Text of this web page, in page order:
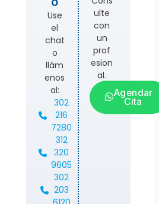
Use
el
chat
o
llám
enos
al:
302
216
7280
312
320
9605
302
203
ulte
con
un
prof
esion
al.
Agendar
Cita